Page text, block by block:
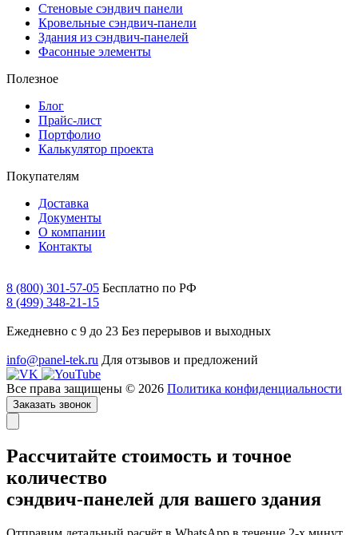
Cтеновые сэндвич панели
Кровельные сэндвич-панели
Здания из сэндвич-панелей
Фасонные элементы
Полезное
Блог
Прайс-лист
Портфолио
Калькулятор проекта
Покупателям
Доставка
Документы
О компании
Контакты
8 (800) 301-57-05 Бесплатно по РФ
8 (499) 348-21-15
Ежедневно с 9 до 23 Без перерывов и выходных
info@panel-tek.ru Для отзывов и предложений
Все права защищены © 2026 Политика конфиденциальности
Заказать звонок
Рассчитайте стоимость и точное
количество
сэндвич-панелей для вашего здания